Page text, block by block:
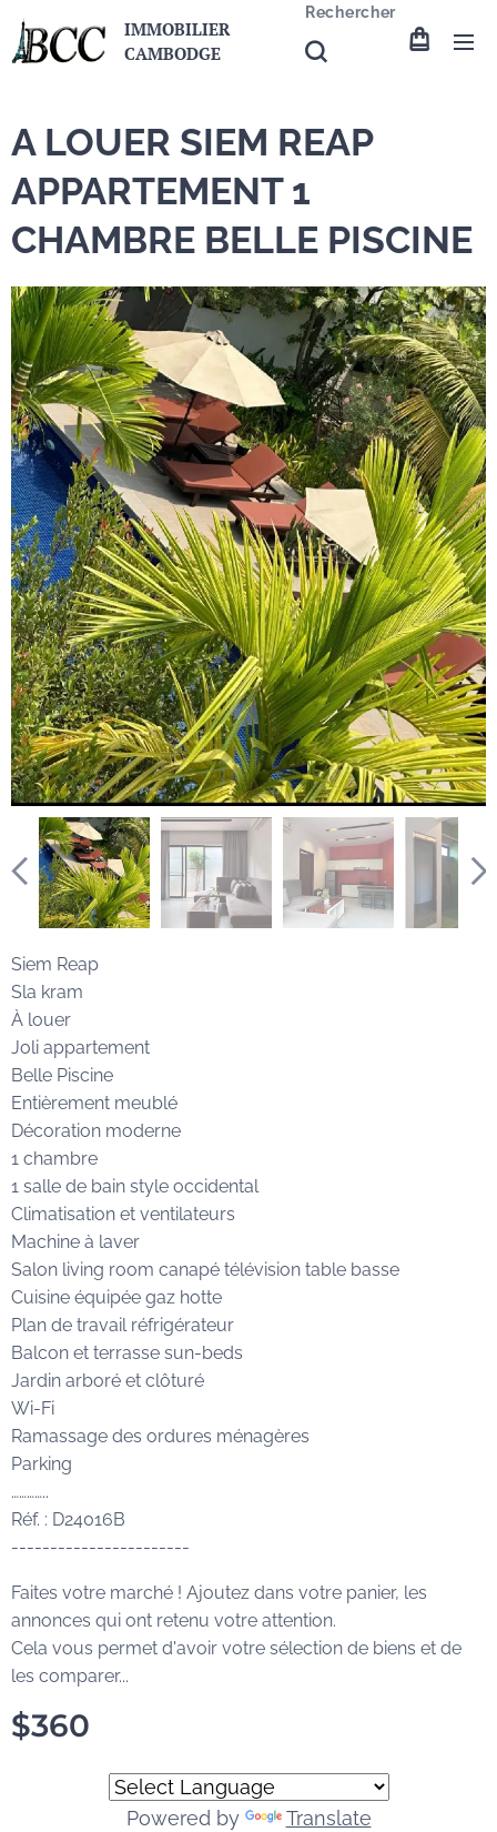
IMMOBILIER
CAMBODGE
Rechercher
A LOUER SIEM REAP
APPARTEMENT 1
CHAMBRE BELLE PISCINE
Siem Reap
Sla kram
À louer
Joli appartement
Belle Piscine
Entièrement meublé
Décoration moderne
1 chambre
1 salle de bain style occidental
Climatisation et ventilateurs
Machine à laver
Salon living room canapé télévision table basse
Cuisine équipée gaz hotte
Plan de travail réfrigérateur
Balcon et terrasse sun-beds
Jardin arboré et clôturé
Wi-Fi
Ramassage des ordures ménagères
Parking
…………..
Réf. : D24016B
-----------------------
Faites votre marché ! Ajoutez dans votre panier, les
annonces qui ont retenu votre attention.
Cela vous permet d'avoir votre sélection de biens et de
les comparer...
$360
Powered by Translate